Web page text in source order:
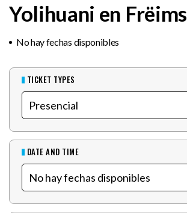
Yolihuani en Frëims
No hay fechas disponibles
TICKET TYPES
DATE AND TIME